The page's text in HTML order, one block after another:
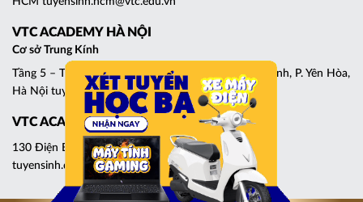
VTC ACADEMY HÀ NỘI
Cơ sở Trung Kính
Tầng 5 – Tháp C, Tòa nhà Central Point, 219 Trung Kính, P. Yên Hòa,
Hà Nội tuyensinh.cg@vtc.edu.vn
VTC ACADEMY ĐÀ NẴNG
130 Điện Biên Phủ, P. Thanh Khê, Đà Nẵng
tuyensinh.dn@vtc.edu.vn